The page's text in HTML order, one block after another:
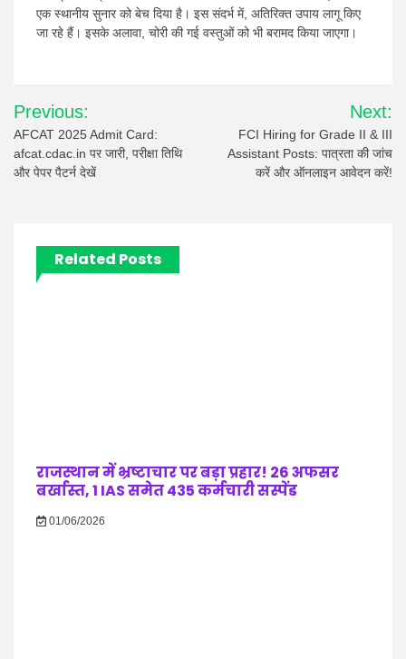
एक स्थानीय सुनार को बेच दिया है। इस संदर्भ में, अतिरिक्त उपाय लागू किए
जा रहे हैं। इसके अलावा, चोरी की गई वस्तुओं को भी बरामद किया जाएगा।
Post
navigation
Previous:
AFCAT 2025 Admit Card:
afcat.cdac.in पर जारी, परीक्षा तिथि
और पेपर पैटर्न देखें
Next:
FCI Hiring for Grade II & III
Assistant Posts: पात्रता की जांच
करें और ऑनलाइन आवेदन करें!
Related Posts
राजस्थान में भ्रष्टाचार पर बड़ा प्रहार! 26 अफसर
बर्खास्त, 1 IAS समेत 435 कर्मचारी सस्पेंड
01/06/2026